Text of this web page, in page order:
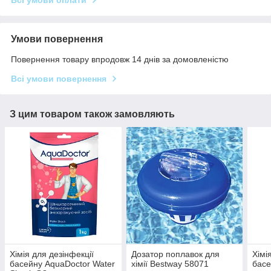
Умови повернення
Повернення товару впродовж 14 днів за домовленістю
Всі умови повернення
З цим товаром також замовляють
Хімія для дезінфекції
басейну AquaDoctor Water
Дозатор поплавок для
хімії Bestway 58071